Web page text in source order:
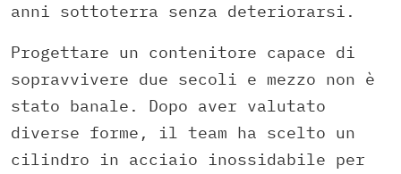
anni sottoterra senza deteriorarsi.
Progettare un contenitore capace di
sopravvivere due secoli e mezzo non è
stato banale. Dopo aver valutato
diverse forme, il team ha scelto un
cilindro in acciaio inossidabile per